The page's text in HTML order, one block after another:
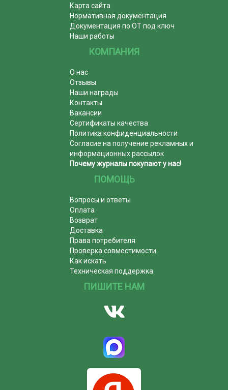
Карта сайта
Нормативная документация
Документация по ОТ под ключ
Наши работы
КОМПАНИЯ
О нас
Отзывы
Наши награды
Контакты
Вакансии
Сертификаты качества
Политика конфиденциальности
Согласие на получение рекламных и
информационных рассылок
Почему журналы покупают у нас!
ПОМОЩЬ
Вопросы и ответы
Оплата
Возврат
Доставка
Права потребителя
Проверка совместимости
Как искать
Техническая поддержка
ПИШИТЕ НАМ